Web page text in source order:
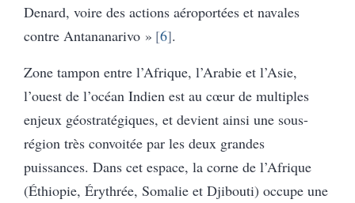
Denard, voire des actions aéroportées et navales
contre Antananarivo » 6 .
Zone tampon entre l’Afrique, l’Arabie et l’Asie,
l’ouest de l’océan Indien est au cœur de multiples
enjeux géostratégiques, et devient ainsi une sous-
région très convoitée par les deux grandes
puissances. Dans cet espace, la corne de l’Afrique
(Éthiopie, Érythrée, Somalie et Djibouti) occupe une